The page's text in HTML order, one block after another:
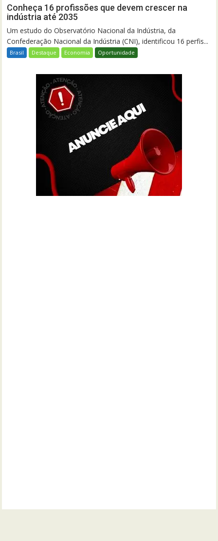
Conheça 16 profissões que devem crescer na
indústria até 2035
Um estudo do Observatório Nacional da Indústria, da
Confederação Nacional da Indústria (CNI), identificou 16 perfis...
Brasil Destaque Economia Oportunidade